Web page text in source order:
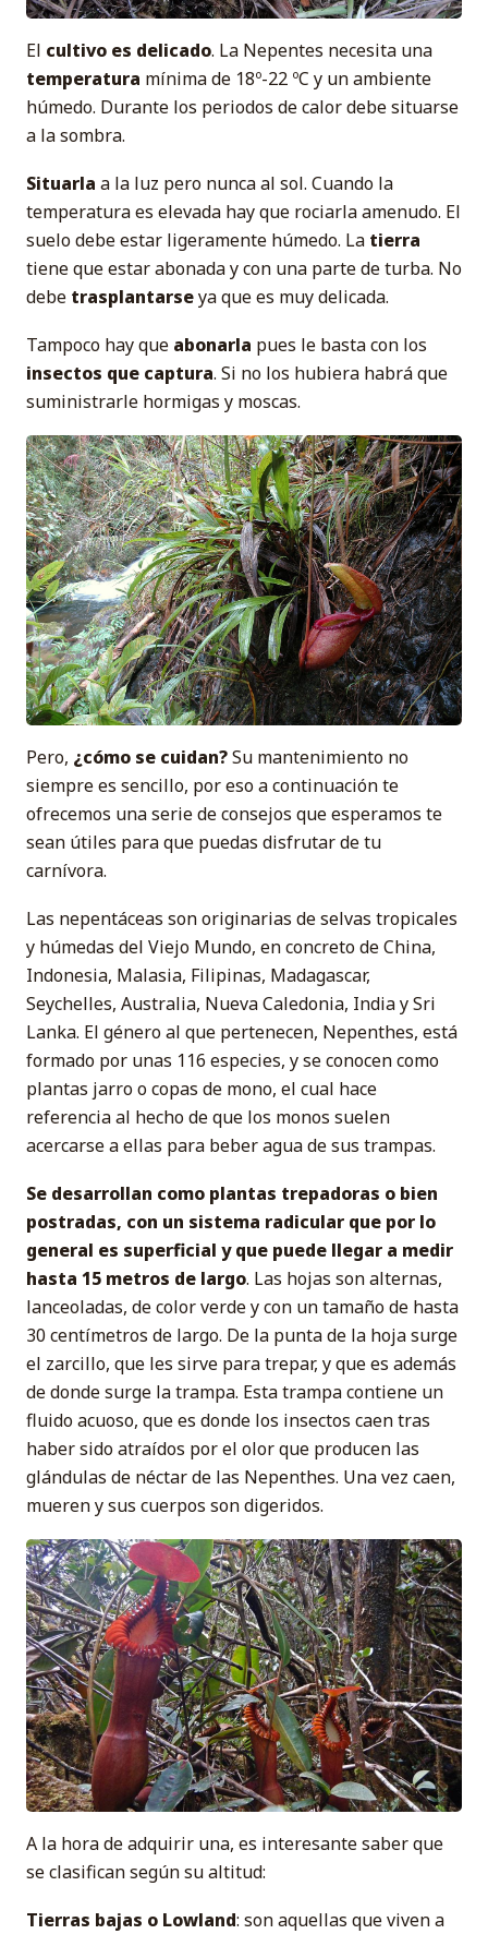
El cultivo es delicado. La Nepentes necesita una
temperatura mínima de 18º-22 ºC y un ambiente
húmedo. Durante los periodos de calor debe situarse
a la sombra.
Situarla a la luz pero nunca al sol. Cuando la
temperatura es elevada hay que rociarla amenudo. El
suelo debe estar ligeramente húmedo. La tierra
tiene que estar abonada y con una parte de turba. No
debe trasplantarseya que es muy delicada.
Tampoco hay que abonarla pues le basta con los
insectos que captura. Si no los hubiera habrá que
suministrarle hormigas y moscas.
Pero, ¿cómo se cuidan?Su mantenimiento no
siempre es sencillo, por eso a continuación te
ofrecemos una serie de consejos que esperamos te
sean útiles para que puedas disfrutar de tu
carnívora.
Las nepentáceas son originarias de selvas tropicales
y húmedas del Viejo Mundo, en concreto de China,
Indonesia, Malasia, Filipinas, Madagascar,
Seychelles, Australia, Nueva Caledonia, India y Sri
Lanka. El género al que pertenecen, Nepenthes, está
formado por unas 116 especies, y se conocen como
plantas jarro o copas de mono, el cual hace
referencia al hecho de que los monos suelen
acercarse a ellas para beber agua de sus trampas.
Se desarrollan como plantas trepadoras o bien
postradas, con un sistema radicular que por lo
general es superficial y que puede llegar a medir
hasta 15 metros de largo. Las hojas son alternas,
lanceoladas, de color verde y con un tamaño de hasta
30 centímetros de largo. De la punta de la hoja surge
el zarcillo, que les sirve para trepar, y que es además
de donde surge la trampa. Esta trampa contiene un
fluido acuoso, que es donde los insectos caen tras
haber sido atraídos por el olor que producen las
glándulas de néctar de las Nepenthes. Una vez caen,
mueren y sus cuerpos son digeridos.
A la hora de adquirir una, es interesante saber que
se clasifican según su altitud:
Tierras bajas o Lowland: son aquellas que viven a